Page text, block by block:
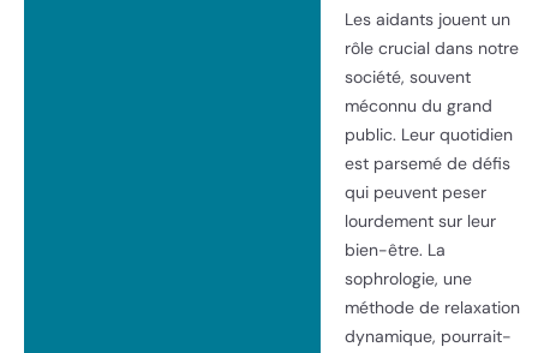
Les aidants jouent un
rôle crucial dans notre
société, souvent
méconnu du grand
public. Leur quotidien
est parsemé de défis
qui peuvent peser
lourdement sur leur
bien-être. La
sophrologie, une
méthode de relaxation
dynamique, pourrait-